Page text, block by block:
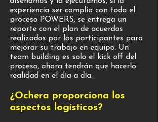
experiencia ser complio con todo el
proceso POWERS, se entrega un
reporte con el plan de acuerdos
realizados por los participantes para
mejorar su trabajo en equipo. Un
team building es solo el kick off del
proceso, ahora tendrán que hacerlo
realidad en el día a día.
¿Ochera proporciona los
aspectos logísticos?